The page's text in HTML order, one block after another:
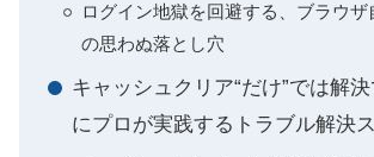
ログイン地獄を回避する、ブラウザ
の思わぬ落とし穴
キャッシュクリア“だけ”では解
にプロが実践するトラブル解決